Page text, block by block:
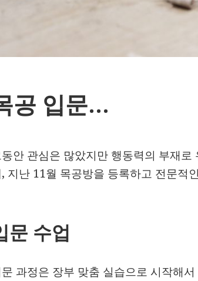
공 입문…
안 관심은 많았지만 행동력의 부재
지난 11월 목공방을 등록하고 전문적
문 수업
과정은 장부 맞춤 실습으로 시작해